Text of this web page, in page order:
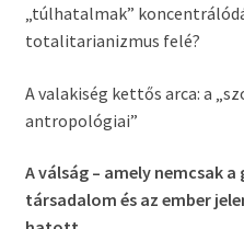
„túlhatalmak”
totalitarianizmus felé?
A valakiség kettős arca: a
antropológiai”
A válság – amely nemcsak
társadalom és az ember